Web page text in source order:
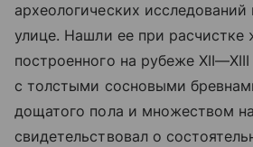
археологических
улице. Нашли ее при расчистке
построенного на рубежеXII—XIII
с толстыми сосновыми
дощатого пола и множеством
свидетельствовал о